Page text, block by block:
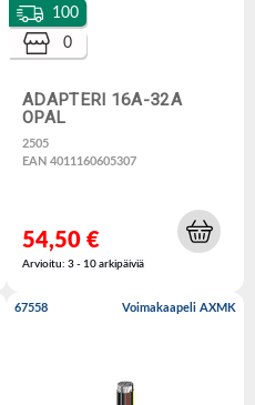
ADAPTERI 16A-32A
OPAL
2505
EAN 4011160605307
100
0
54,50 €
Arvioitu: 3 - 10 arkipäiviä
67558 Voimakaapeli AXMK